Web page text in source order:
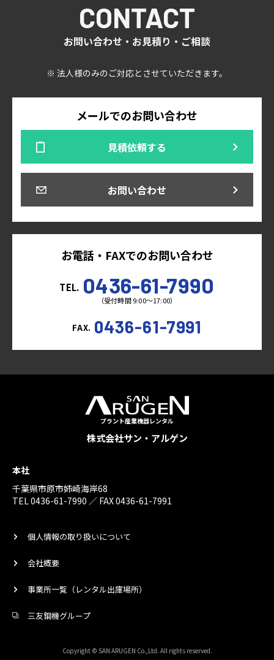
CONTACT
お問い合わせ・お見積り・ご相談
※ 法人様のみのご対応とさせていただきます。
メールでのお問い合わせ
見積依頼する
お問い合わせ
お電話・FAXでのお問い合わせ
TEL. 0436-61-7990
（受付時間 9:00～17:00）
FAX. 0436-61-7991
プラント産業機器レンタル
株式会社サン・アルゲン
本社
千葉県市原市姉崎海岸68
TEL 0436-61-7990 ／ FAX 0436-61-7991
個人情報の取り扱いについて
会社概要
事業所一覧（レンタル出庫場所）
三友鋼機グループ
Copyright © SAN ARUGEN Co.,Ltd. All rights reserved.